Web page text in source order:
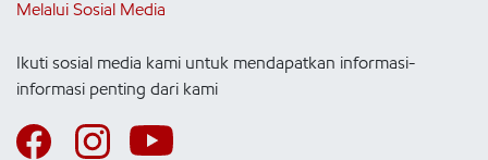
Melalui Sosial Media
Ikuti sosial media kami untuk mendapatkan informasi-
informasi penting dari kami